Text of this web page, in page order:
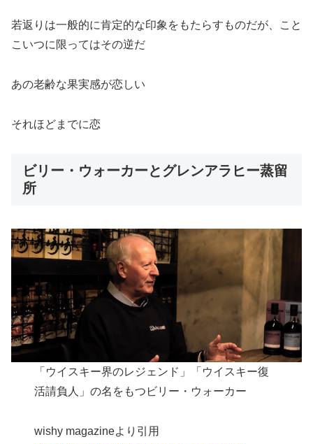
若返りは一般的に肯定的な印象をもたらすものだが、こと
こいつに限ってはその逆だ
あの老齢な果実感が恋しい
それほどまでに恋
ビリー・ウォーカーとグレンアラヒー蒸留
所
「ウイスキー界のレジェンド」「ウイスキー復
活請負人」の名をもつビリー・ウォーカー
wishy magazineより引用